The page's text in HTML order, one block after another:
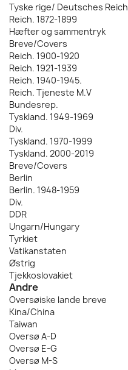
Tyske rige/ Deutsches Reich
Reich. 1872-1899
Hæfter og sammentryk
Breve/Covers
Reich. 1900-1920
Reich. 1921-1939
Reich. 1940-1945.
Reich. Tjeneste M.V
Bundesrep.
Tyskland. 1949-1969
Div.
Tyskland. 1970-1999
Tyskland. 2000-2019
Breve/Covers
Berlin
Berlin. 1948-1959
Div.
DDR
Ungarn/Hungary
Tyrkiet
Vatikanstaten
Østrig
Tjekkoslovakiet
Andre
Oversøiske lande breve
Kina/China
Taiwan
Oversø A-D
Oversø E-G
Oversø M-S